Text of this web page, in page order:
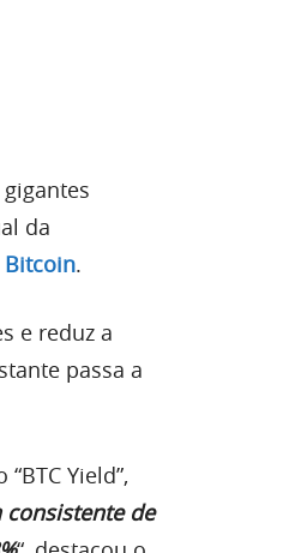
da
Bitcoin.
e reduz a
passa a
Yield”,
consistente de